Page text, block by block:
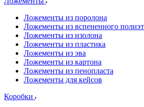
Ложементы из поролона
Ложементы из вспененного
Ложементы из изолона
Ложементы из пластика
Ложементы из эва
Ложементы из картона
Ложементы из пенопласта
Ложементы для кейсов
Коробки